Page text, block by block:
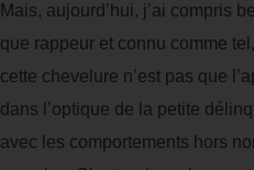
Mais, aujourd’hui, j’ai compris
que rappeur et connu comme
cette chevelure n’est pas que
dans l’optique de la petite
avec les comportements hors